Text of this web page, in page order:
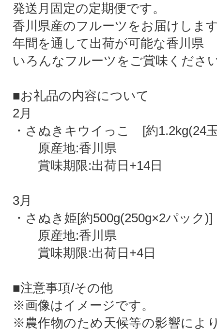
発送月固定の定期便です。
香川県産のフルーツをお届けしま
年間を通して出荷が可能な香川県
いろんなフルーツをご賞味くださ
■お礼品の内容について
2月
・さぬきキウイっこ [約1.2kg(24
原産地:香川県
賞味期限:出荷日+14日
3月
・さぬき姫[約500g(250g×2パック)]
原産地:香川県
賞味期限:出荷日+4日
■注意事項/その他
※画像はイメージです。
※農作物のため天候等の影響によ